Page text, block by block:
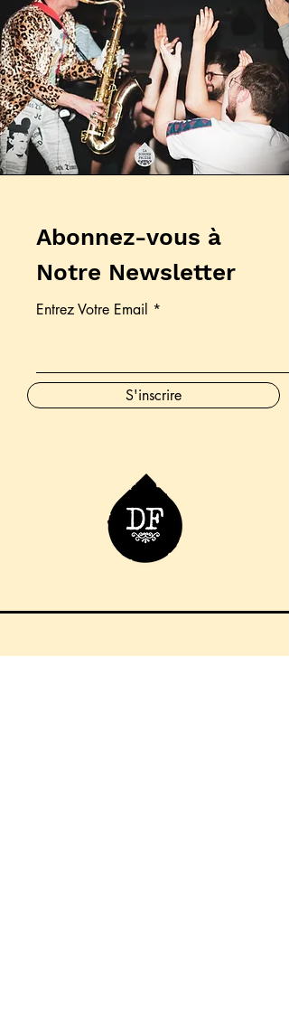
Abonnez-vous à
Notre Newsletter
Entrez Votre Email
S'inscrire